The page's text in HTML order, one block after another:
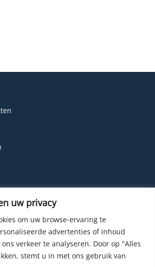
uw privacy
om uw browse-ervaring te
advertenties of inhoud
verkeer te analyseren. Door op "Alles
stemt u in met ons gebruik van